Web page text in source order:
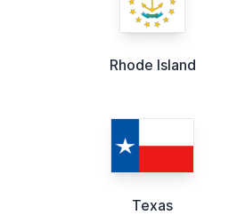
Rhode Island
Texas